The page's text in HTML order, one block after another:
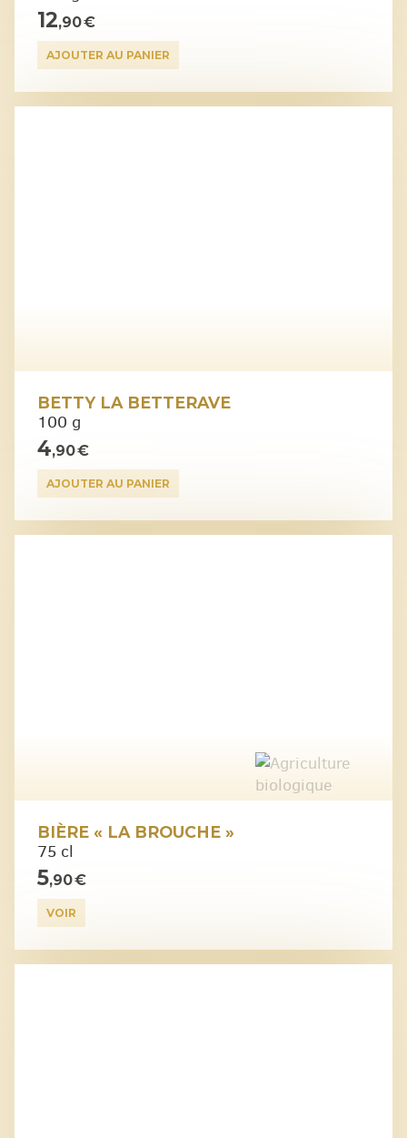
12,90 €
AJOUTER AU PANIER
BETTY LA BETTERAVE
100 g
4,90 €
AJOUTER AU PANIER
BIÈRE « LA BROUCHE »
75 cl
5,90 €
VOIR